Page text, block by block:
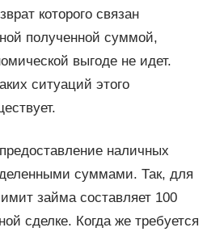
которого связан
полученной суммой,
выгоде не идет.
ситуаций этого
наличных
суммами. Так, для
займа составляет 100
сделке. Когда же требуется